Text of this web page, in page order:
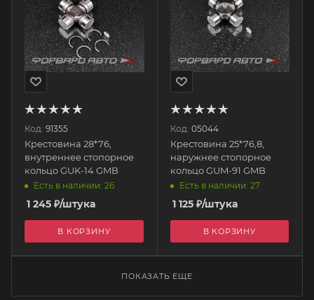
Код: 91355
Крестовина 28*76,
внутреннее стопорное
кольцо GUK-14 GMB
Есть в наличии: 26
1 245 ₽/штука
В КОРЗИНУ
Код: 05044
Крестовина 25*76,8,
наружнее стопорное
кольцо GUM-91 GMB
Есть в наличии: 27
1 125₽/штука
В КОРЗИНУ
ПОКАЗАТЬ ЕЩЕ